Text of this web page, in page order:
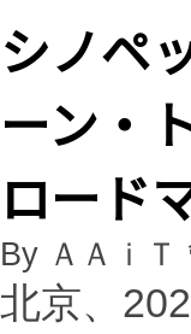
シノペ
ーン・
ロード
By ＡＡｉＴ
北京、